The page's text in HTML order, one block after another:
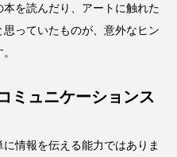
を読んだり、アートに触れた
っていたものが、意外なヒン
ミュニケーションス
情報を伝える能力ではありま